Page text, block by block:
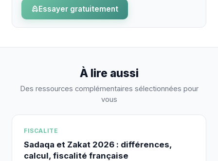
Essayer gratuitement
À lire aussi
Des ressources complémentaires sélectionnées pour
vous
FISCALITE
Sadaqa et Zakat 2026 : différences,
calcul, fiscalité française